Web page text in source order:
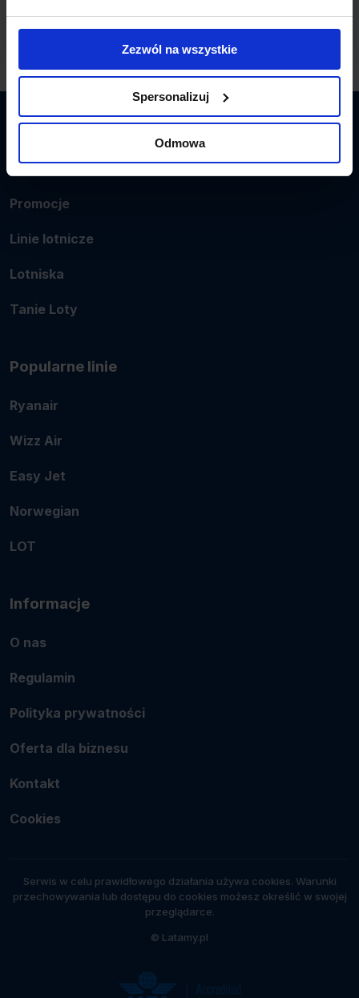
Zezwól na wszystkie
Spersonalizuj
Odmowa
Latamy.pl
Bilety lotnicze
Promocje
Linie lotnicze
Lotniska
Tanie Loty
Popularne linie
Ryanair
Wizz Air
Easy Jet
Norwegian
LOT
Informacje
O nas
Regulamin
Polityka prywatności
Oferta dla biznesu
Kontakt
Cookies
Serwis w celu prawidłowego działania używa cookies. Warunki
przechowywania lub dostępu do cookies możesz określić w swojej
przeglądarce.
© Latamy.pl